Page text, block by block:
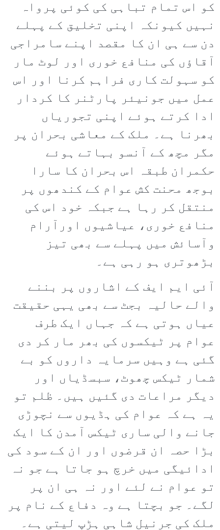
کو اس تمام تباہی کی کوئی پرواہ
نہیں کیونکہ اپنی تخلیق کے پہلے
دن سے ہی ان کا مقصد اپنے سامراجی
آقاؤں کی منافع خوری اور لوٹ مار
کو سہولت کاری فراہم کرنا اور اس
عمل میں جونیئر پارٹنر کا کردار
ادا کرتے ہوئے اپنی تجوریاں
بھرنا ہے۔ ملک کے معاشی بحران پر
مگر مچھ کے آنسو بہاتے ہوئے
حکمران طبقہ اس بحران کا سارا
بوجھ محنت کش عوام کے کندھوں پر
منتقل کر رہا ہے جبکہ خود اس کی
منافع خوری، عیاشیوں اورآرام
وآسائش میں پہلے سے بھی تیز
بڑھوتری ہو رہی ہے۔
آئی ایم ایف کے اشاروں پر بننے
والے حالیہ بجٹ سے بھی یہی حقیقت
عیاں ہوتی ہے کہ جہاں ایک طرف
عوام پر ٹیکسوں کی بھر مار کر دی
گئی ہے وہیں سرمایہ داروں کو بے
شمار ٹیکس چھوٹ، سبسڈیاں اور
دیگر مراعات دی گئیں ہیں۔ ظلم تو
یہ ہے کہ عوام کی ہڈیوں سے نچوڑی
جانے والی ساری ٹیکس آمدن کا ایک
بڑا حصہ ان قرضوں اور ان کے سود کی
ادائیگی میں خرچ ہو جاتا ہے جو نہ
تو عوام نے لئے اور نہ ہی ان پر
لگے۔ جو بچتا ہے وہ دفاع کے نام پر
ملک کی جرنیل شاہی ہڑپ لیتی ہے۔